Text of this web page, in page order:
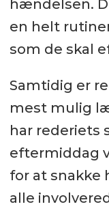
hændelsen.
en helt
som de skal
Samtidig er
mest mulig
har rederiets
eftermiddag
for at
alle